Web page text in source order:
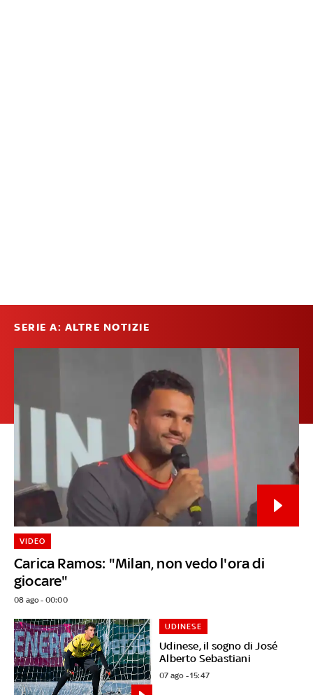
SERIE A: ALTRE NOTIZIE
Carica Ramos: "Milan, non vedo l'ora di
giocare"
VIDEO
08 ago - 00:00
Udinese, il sogno di José
Alberto Sebastiani
UDINESE
07 ago - 15:47